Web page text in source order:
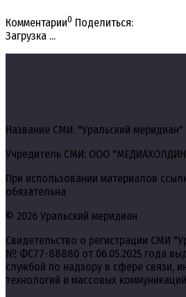
Комментарии0 Поделиться:
Загрузка ...
Название СМИ: "Уральский меридиан"
Учредитель СМИ: ООО
При использовании материалов
обязательна
© 2026 Уральский меридиан
Свидетельство о регистрации СМИ
№ ФС77-88880 от 06.05.2025 года
службой по надзору в сфере связи,
технологий и массовых